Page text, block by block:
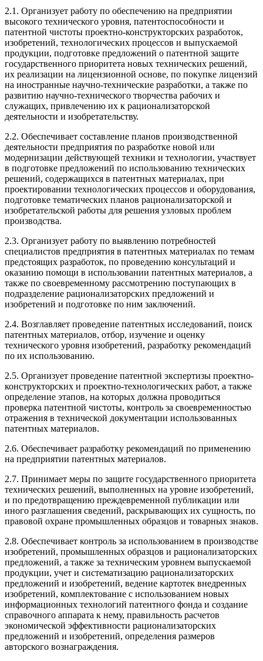
2.1. Организует работу по обеспечению на предприятии
высокого технического уровня, патентоспособности и
патентной чистоты проектно-конструкторских разработок,
изобретений, технологических процессов и выпускаемой
продукции, подготовке предложений о патентной защите
государственного приоритета новых технических решений,
их реализации на лицензионной основе, по покупке лицензий
на иностранные научно-технические разработки, а также по
развитию научно-технического творчества рабочих и
служащих, привлечению их к рационализаторской
деятельности и изобретательству.
2.2. Обеспечивает составление планов производственной
деятельности предприятия по разработке новой или
модернизации действующей техники и технологии, участвует
в подготовке предложений по использованию технических
решений, содержащихся в патентных материалах, при
проектировании технологических процессов и оборудования,
подготовке тематических планов рационализаторской и
изобретательской работы для решения узловых проблем
производства.
2.3. Организует работу по выявлению потребностей
специалистов предприятия в патентных материалах по темам
предстоящих разработок, по проведению консультаций и
оказанию помощи в использовании патентных материалов, а
также по своевременному рассмотрению поступающих в
подразделение рационализаторских предложений и
изобретений и подготовке по ним заключений.
2.4. Возглавляет проведение патентных исследований, поиск
патентных материалов, отбор, изучение и оценку
технического уровня изобретений, разработку рекомендаций
по их использованию.
2.5. Организует проведение патентной экспертизы проектно-
конструкторских и проектно-технологических работ, а также
определение этапов, на которых должна проводиться
проверка патентной чистоты, контроль за своевременностью
отражения в технической документации использованных
патентных материалов.
2.6. Обеспечивает разработку рекомендаций по применению
на предприятии патентных материалов.
2.7. Принимает меры по защите государственного приоритета
технических решений, выполненных на уровне изобретений,
и по предотвращению преждевременной публикации или
иного разглашения сведений, раскрывающих их сущность, по
правовой охране промышленных образцов и товарных знаков.
2.8. Обеспечивает контроль за использованием в производстве
изобретений, промышленных образцов и рационализаторских
предложений, а также за техническим уровнем выпускаемой
продукции, учет и систематизацию рационализаторских
предложений и изобретений, ведение картотек внедренных
изобретений, комплектование с использованием новых
информационных технологий патентного фонда и создание
справочного аппарата к нему, правильность расчетов
экономической эффективности рационализаторских
предложений и изобретений, определения размеров
авторского вознаграждения.